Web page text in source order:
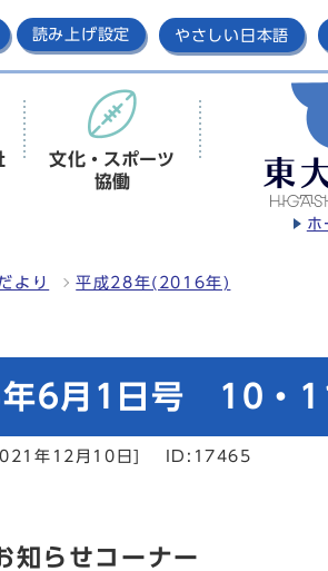
読み上げ設定 やさしい日本語
ホ
文化・スポーツ
協働
より 平成28年(2016年)
6月1日号 10・
年12月10日] ID:17465
知らせコーナー